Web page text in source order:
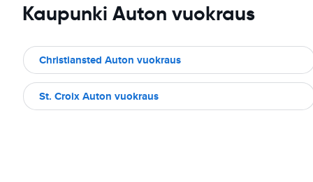
Kaupunki Auton vuokraus
Christiansted Auton vuokraus
St. Croix Auton vuokraus